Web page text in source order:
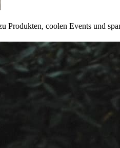
Produkten, coolen Events und